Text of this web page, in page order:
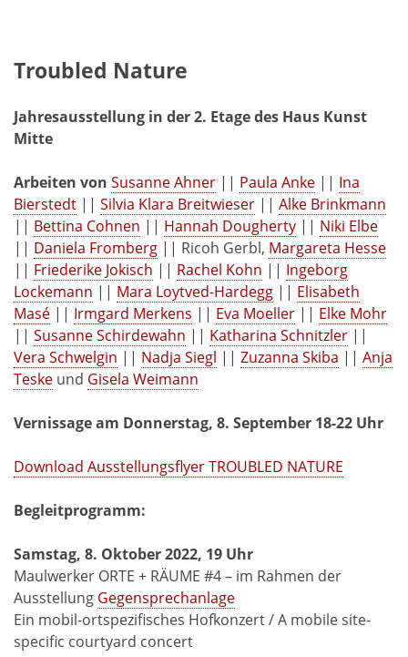
Troubled Nature
Jahresausstellung in der 2. Etage des Haus Kunst
Mitte
Arbeiten von Susanne Ahner || Paula Anke || Ina
Bierstedt || Silvia Klara Breitwieser || Alke Brinkmann
|| Bettina Cohnen || Hannah Dougherty || Niki Elbe
|| Daniela Fromberg || Ricoh Gerbl, Margareta Hesse
|| Friederike Jokisch || Rachel Kohn || Ingeborg
Lockemann || Mara Loytved-Hardegg || Elisabeth
Masé || Irmgard Merkens || Eva Moeller || Elke Mohr
|| Susanne Schirdewahn || Katharina Schnitzler ||
Vera Schwelgin || Nadja Siegl || Zuzanna Skiba || Anja
Teske und Gisela Weimann
Vernissage am Donnerstag, 8. September 18-22 Uhr
Download Ausstellungsflyer TROUBLED NATURE
Begleitprogramm:
Samstag, 8. Oktober 2022, 19 Uhr
Maulwerker ORTE + RÄUME #4 – im Rahmen der
Ausstellung Gegensprechanlage
Ein mobil-ortspezifisches Hofkonzert / A mobile site-
specific courtyard concert